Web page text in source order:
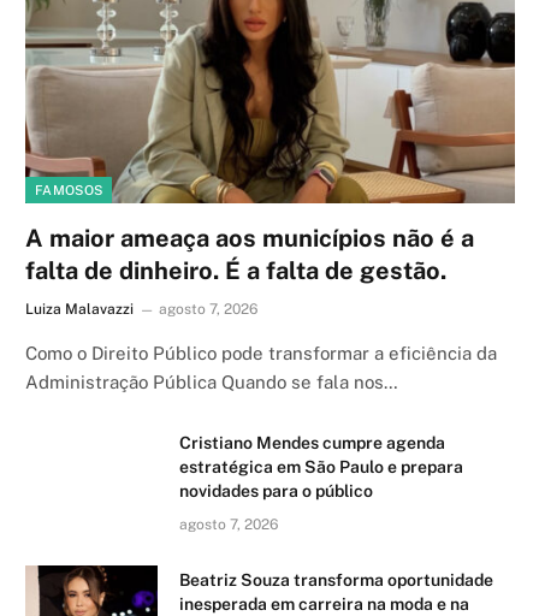
FAMOSOS
A maior ameaça aos municípios não é a
falta de dinheiro. É a falta de gestão.
Luiza Malavazzi agosto 7, 2026
Como o Direito Público pode transformar a eficiência da
Administração Pública Quando se fala nos…
Cristiano Mendes cumpre agenda
estratégica em São Paulo e prepara
novidades para o público
agosto 7, 2026
Beatriz Souza transforma oportunidade
inesperada em carreira na moda e na